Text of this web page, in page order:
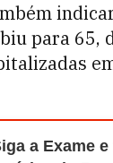
para 65,
a Exame